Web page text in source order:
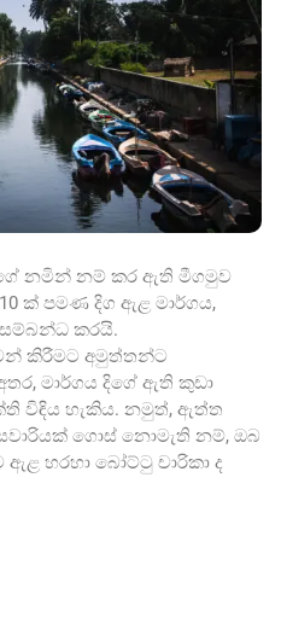
නමින් නම් කර ඇති මීගමුව
ක් පමණ දිග ඇළ මාර්ගය,
කරයි.
කිරීමට අමුත්තන්ට
මාර්ගය දිගේ ඇති කුඩා
විඳිය හැකිය. නමුත්, ඇත්ත
ගොස් නොමැති නම්, ඔබ
හරහා බෝට්ටු චාරිකා ද